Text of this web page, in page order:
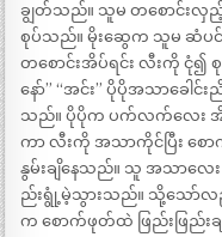
ချွတ်သည်။ သူမ တစောင်းလှည့်
စုပ်သည်။ မိုးဆွေက သူမ ဆံပင်
တစောင်းအိပ်ရင်း လီးကို ငုံ၍
နော်” “အင်း” ပိုပိုအသာခေ
သည်။ ပိုပိုက ပက်လက်လေး အိ
ကာ လီးကို အသာကိုင်ပြီး စ
နွမ်းချိနေသည်။ သူ အသာလ
ည်းရွုံ့မဲ့သွားသည်။ သို့သော်
က စောက်ဖုတ်ထဲ ဖြည်းဖြည်းခ